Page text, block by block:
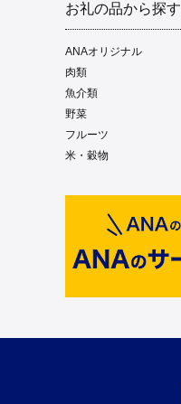
お礼の品から探す
ANAオリジナル
肉類
魚介類
野菜
フルーツ
米・穀物